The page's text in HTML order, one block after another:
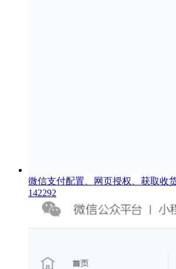
微信支付配置、网页授权、获取收
142292